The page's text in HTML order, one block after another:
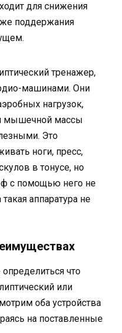
для снижения
поддержания
тренажер,
машинами. Они
нагрузок,
мышечной массы
Это
ноги, пресс,
в тонусе, но
с помощью него не
аппаратура не
что
или
оба устройства
на поставленные